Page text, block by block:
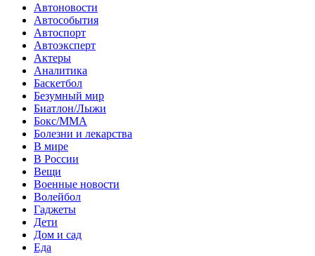
Автоновости
Автособытия
Автоспорт
Автоэксперт
Актеры
Аналитика
Баскетбол
Безумный мир
Биатлон/Лыжи
Бокс/MMA
Болезни и лекарства
В мире
В России
Вещи
Военные новости
Волейбол
Гаджеты
Дети
Дом и сад
Еда